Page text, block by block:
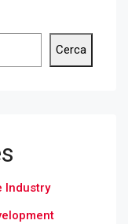
Cerca
Industry